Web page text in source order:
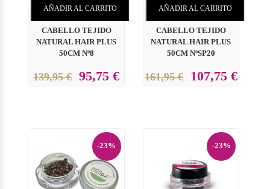
AÑADIR AL CARRITO
CABELLO TEJIDO
NATURAL HAIR PLUS
50CM Nº8
139,95 € 95,75 €
AÑADIR AL CARRITO
CABELLO TEJIDO
NATURAL HAIR PLUS
50CM NºSP20
161,95 € 107,75 €
-23% -23%